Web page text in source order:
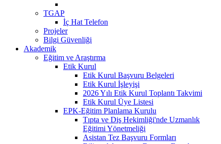
TGAP
İç Hat Telefon
Projeler
Bilgi Güvenliği
Akademik
Eğitim ve Araştırma
Etik Kurul
Etik Kurul Başvuru Belgeleri
Etik Kurul İşleyişi
2026 Yılı Etik Kurul Toplantı Takvimi
Etik Kurul Üye Listesi
EPK-Eğitim Planlama Kurulu
Tıpta ve Diş Hekimliği'nde Uzmanlık
Eğitimi Yönetmeliği
Asistan Tez Başvuru Formları